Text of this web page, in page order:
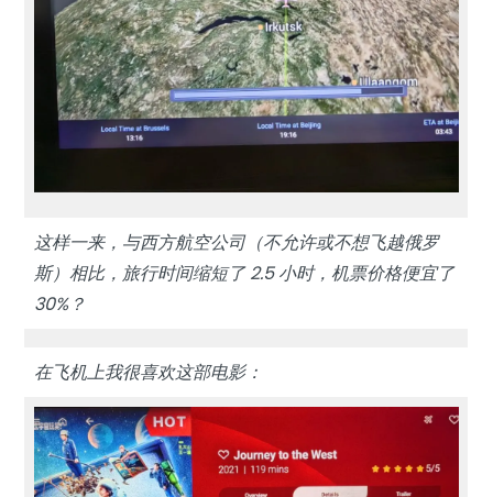
这样一来，与西方航空公司（不允许或不想飞越俄罗
斯）相比，旅行时间缩短了 2.5 小时，机票价格便宜了
30%？
在飞机上我很喜欢这部电影：